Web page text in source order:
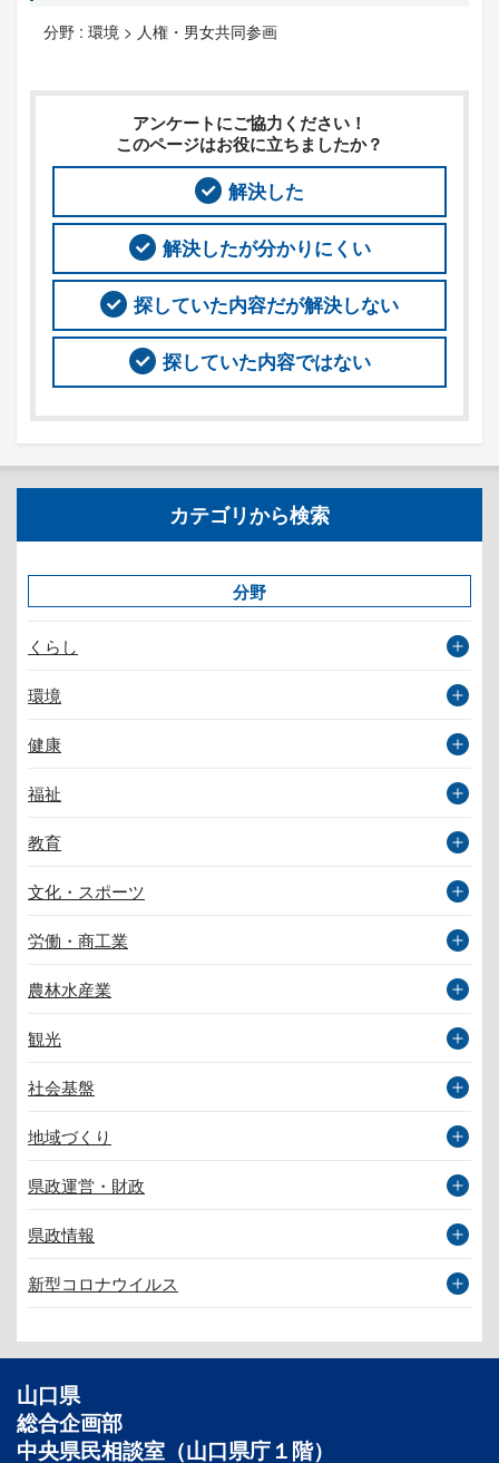
分野 : 環境 > 人権・男女共同参画
アンケートにご協力ください！
このページはお役に立ちましたか？
解決した
解決したが分かりにくい
探していた内容だが解決しない
探していた内容ではない
カテゴリから検索
分野
くらし
環境
健康
福祉
教育
文化・スポーツ
労働・商工業
農林水産業
観光
社会基盤
地域づくり
県政運営・財政
県政情報
新型コロナウイルス
山口県
総合企画部
中央県民相談室（山口県庁１階）